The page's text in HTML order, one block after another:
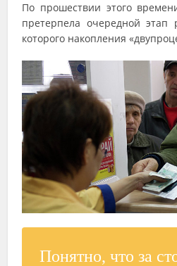
По прошествии этого
претерпела очередной этап
которого накопления
Понятно, что за